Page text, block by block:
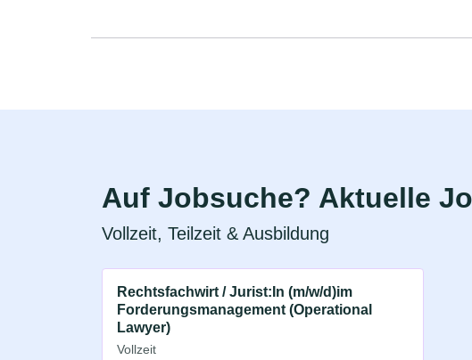
Auf Jobsuche? Aktuelle
Vollzeit, Teilzeit & Ausbildung
Rechtsfachwirt / Jurist:In (m/w/d)im
Forderungsmanagement (Operational
Lawyer)
Vollzeit